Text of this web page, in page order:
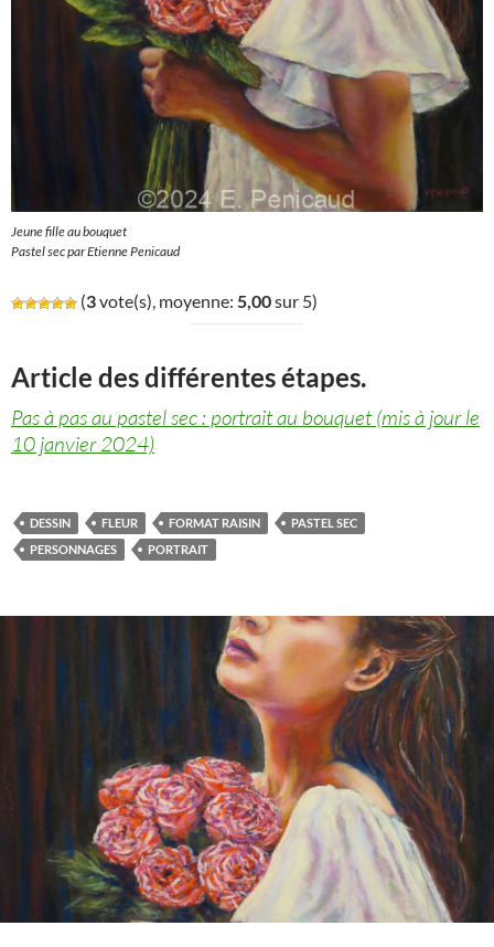
Jeune fille au bouquet
Pastel sec par Etienne Penicaud
(3vote(s), moyenne: 5,00sur 5)
Article des différentes étapes.
Pas à pas au pastel sec : portrait au bouquet (mis à jour le
10 janvier 2024)
DESSIN FLEUR FORMAT RAISIN
PASTEL SEC
PERSONNAGES
PORTRAIT